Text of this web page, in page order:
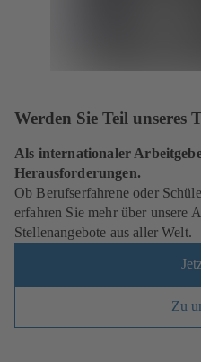
Werden Sie Teil unseres
Als internationaler
Herausforderungen.
Ob Berufserfahrene oder
erfahren Sie mehr über unsere
Stellenangebote aus aller Welt.
Zu